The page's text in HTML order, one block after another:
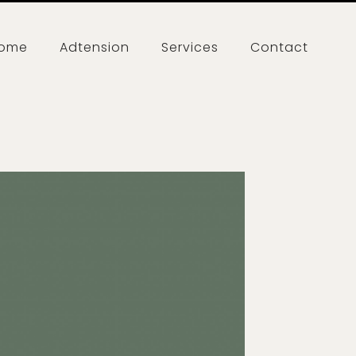
Adtension Services Contact